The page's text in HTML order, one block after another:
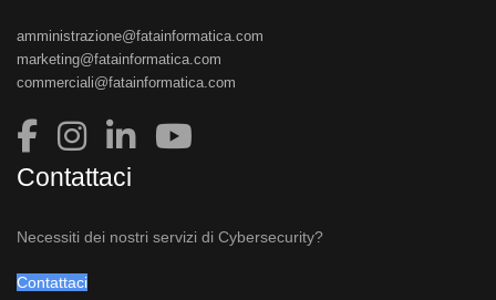
amministrazione@fatainformatica.com
marketing@fatainformatica.com
commerciali@fatainformatica.com
Contattaci
Necessiti dei nostri servizi di Cybersecurity?
Contattaci